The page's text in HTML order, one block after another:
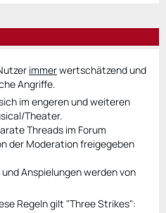
immerwertschätzend und
Angriffe.
im engeren und weiteren
Theater.
Threads im Forum
der Moderation freigegeben
Anspielungen werden von
Regeln gilt "Three Strikes":